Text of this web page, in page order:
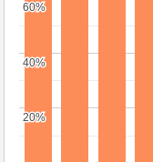
20%
20%
40%
40%
60%
60%